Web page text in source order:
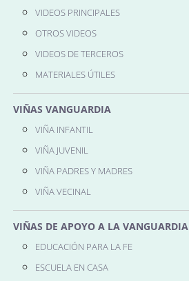
VIDEOS PRINCIPALES
OTROS VIDEOS
VIDEOS DE TERCEROS
MATERIALES ÚTILES
VIÑAS VANGUARDIA
VIÑA INFANTIL
VIÑA JUVENIL
VIÑA PADRES Y MADRES
VIÑA VECINAL
VIÑAS DE APOYO A LA VANGUARDIA
EDUCACIÓN PARA LA FE
ESCUELA EN CASA